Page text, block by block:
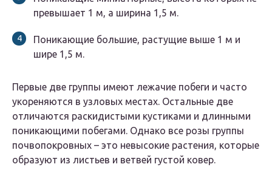
превышает 1 м, а ширина 1,5 м.
Поникающие большие, растущие выше 1 м и
шире 1,5 м.
Первые две группы имеют лежачие побеги и часто
укореняются в узловых местах. Остальные две
отличаются раскидистыми кустиками и длинными
поникающими побегами. Однако все розы группы
почвопокровных – это невысокие растения, которые
образуют из листьев и ветвей густой ковер.